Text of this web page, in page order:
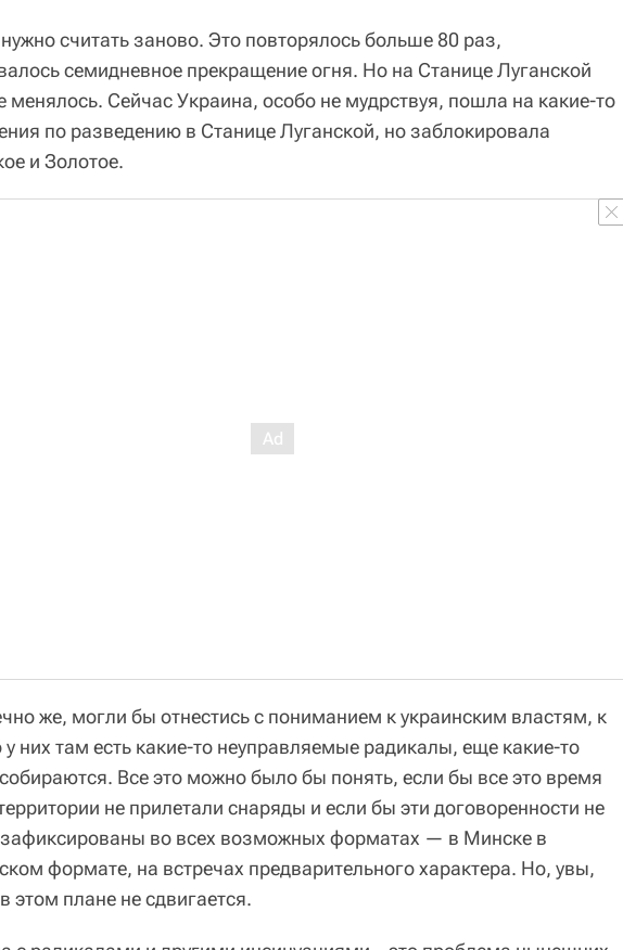
считать заново. Это повторялось больше 80 раз,
семидневное прекращение огня. Но на Станице Луганской
менялось. Сейчас Украина, особо не мудрствуя, пошла на какие-то
по разведению в Станице Луганской, но заблокировала
и Золотое.
же, могли бы отнестись с пониманием к украинским властям, к
у них там есть какие-то неуправляемые радикалы, еще какие-то
Все это можно было бы понять, если бы все это время
не прилетали снаряды и если бы эти договоренности не
во всех возможных форматах — в Минске в
формате, на встречах предварительного характера. Но, увы,
этом плане не сдвигается.